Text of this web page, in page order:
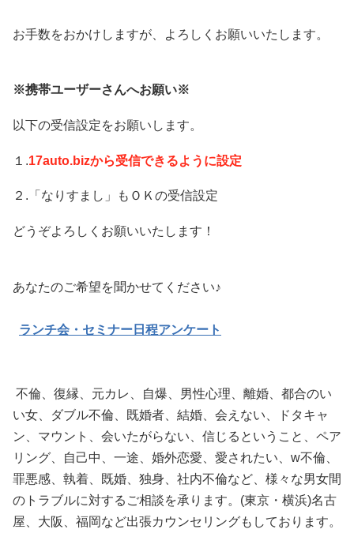
お手数をおかけしますが、よろしくお願いいたします。
※携帯ユーザーさんへお願い※
以下の受信設定をお願いします。
１.17auto.bizから受信できるように設定
２.「なりすまし」もＯＫの受信設定
どうぞよろしくお願いいたします！
あなたのご希望を聞かせてください♪
ランチ会・セミナー日程アンケート
不倫、復縁、元カレ、自爆、男性心理、離婚、都合のい
い女、ダブル不倫、既婚者、結婚、会えない、ドタキャ
ン、マウント、会いたがらない、信じるということ、ペア
リング、自己中、一途、婚外恋愛、愛されたい、w不倫、
罪悪感、執着、既婚、独身、社内不倫など、様々な男女間
のトラブルに対するご相談を承ります。(東京・横浜)名古
屋、大阪、福岡など出張カウンセリングもしております。